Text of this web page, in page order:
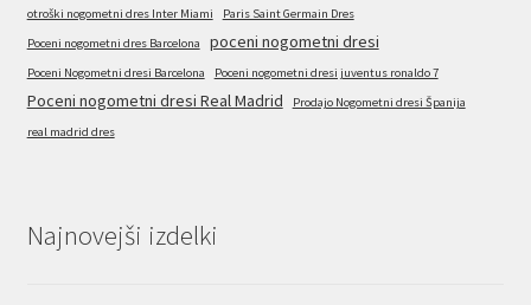
otroški nogometni dres Inter Miami
Paris Saint Germain Dres
Poceni nogometni dres Barcelona
poceni nogometni dresi
Poceni Nogometni dresi Barcelona Poceni nogometni dresi juventus ronaldo 7
Poceni nogometni dresi Real Madrid
Prodajo Nogometni dresi Španija
real madrid dres
Najnovejši izdelki